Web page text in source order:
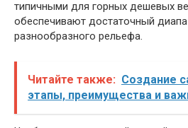
типичными для горных дешевых
обеспечивают достаточный
разнообразного рельефа.
Читайте также: Создание
этапы, преимущества и